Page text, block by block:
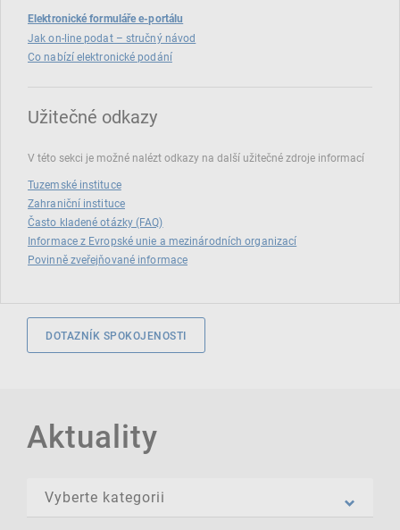
Elektronické formuláře e-portálu
Jak on-line podat – stručný návod
Co nabízí elektronické podání
Užitečné odkazy
V této sekci je možné nalézt odkazy na další užitečné zdroje informací
Tuzemské instituce
Zahraniční instituce
Často kladené otázky (FAQ)
Informace z Evropské unie a mezinárodních organizací
Povinně zveřejňované informace
DOTAZNÍK SPOKOJENOSTI
Aktuality